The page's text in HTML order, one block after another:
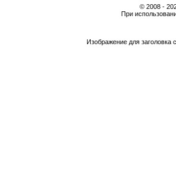
© 2008 -
При
Изображение для